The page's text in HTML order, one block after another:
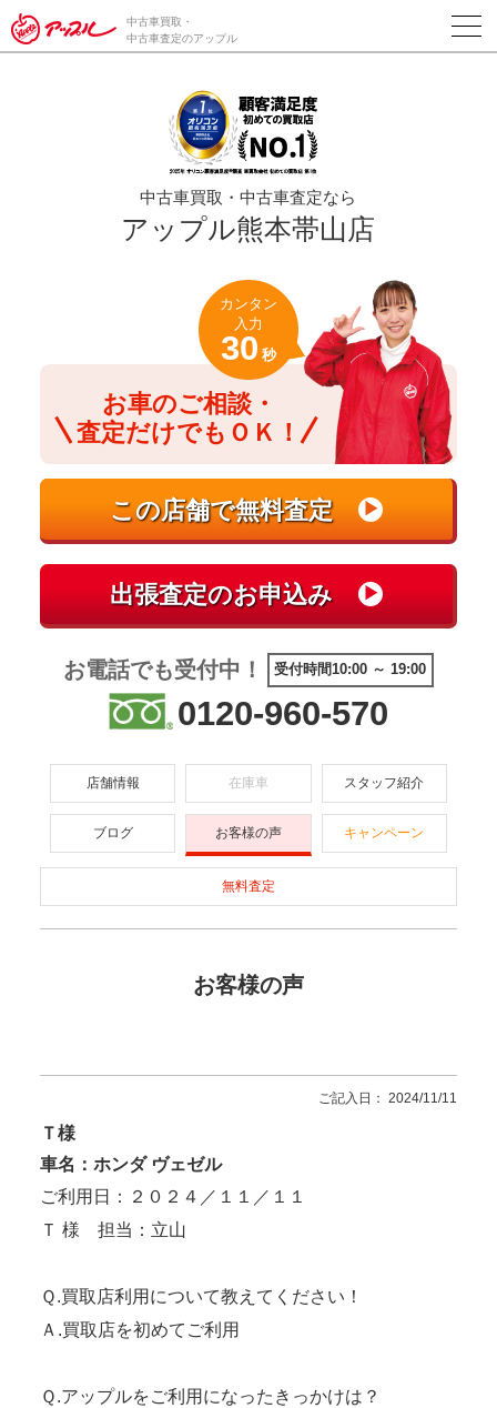
/*ABテスト_新規査定フォームの為のCVボタン*/
中古車買取・
中古車査定のアップル
中古車買取・中古車査定なら
アップル熊本帯山店
お車のご相談・
査定だけでもＯＫ！
カンタン
入力
30 秒
お電話でも受付中！ 受付時間10:00 ～ 19:00
0120-960-570
店舗情報 在庫車 スタッフ紹介
ブログ お客様の声 キャンペーン
無料査定
お客様の声
ご記入日： 2024/11/11
Ｔ様
車名：ホンダ ヴェゼル
ご利用日：２０２４／１１／１１
Ｔ 様 担当：立山
Ｑ.買取店利用について教えてください！
Ａ.買取店を初めてご利用
Ｑ.アップルをご利用になったきっかけは？